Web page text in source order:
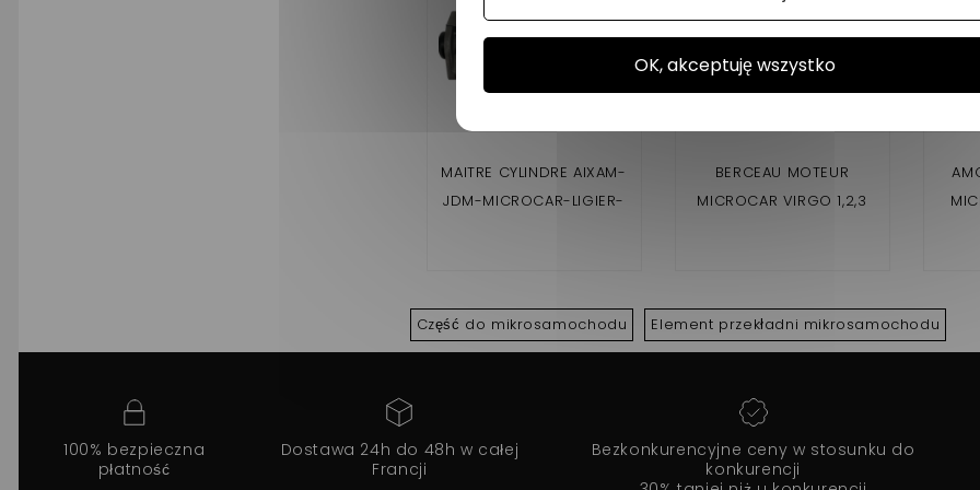
MAITRE CYLINDRE AIXAM-
JDM-MICROCAR-LIGIER-
BERCEAU MOTEUR
MICROCAR VIRGO 1,2,3
Część do mikrosamochodu Element przekładni mikrosamochodu
100% bezpieczna
płatność
Dostawa 24h do 48h w całej
Francji
Bezkonkurencyjne ceny w stosunku do
konkurencji
OK, akceptuję wszystko